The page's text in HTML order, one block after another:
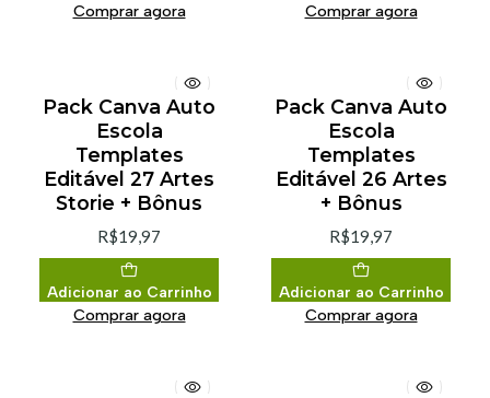
Comprar agora Comprar agora
Pack Canva Auto
Escola
Templates
Editável 27 Artes
Storie + Bônus
R$19,97
Adicionar ao Carrinho
Comprar agora
Pack Canva Auto
Escola
Templates
Editável 26 Artes
+ Bônus
R$19,97
Adicionar ao Carrinho
Comprar agora